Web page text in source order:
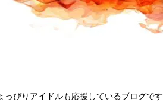
ぴりアイドルも応援しているブログです